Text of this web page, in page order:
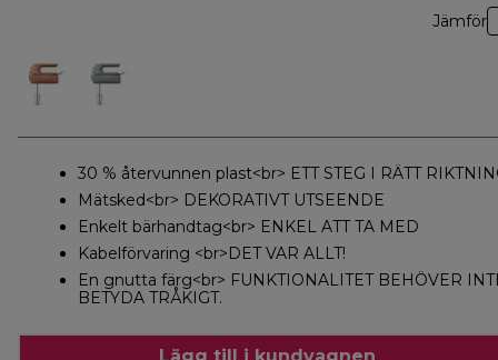
Jämför
30 % återvunnen plast<br> ETT STEG I RÄTT
Mätsked<br> DEKORATIVT UTSEENDE
Enkelt bärhandtag<br> ENKEL ATT TA MED
Kabelförvaring <br>DET VAR ALLT!
En gnutta färg<br> FUNKTIONALITET BEHÖVER
BETYDA TRÅKIGT.